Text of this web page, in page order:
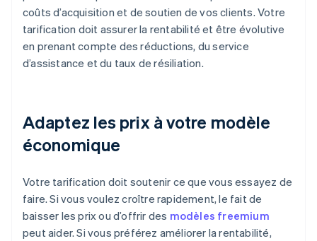
coûts d’acquisition et de soutien de vos clients. Votre
tarification doit assurer la rentabilité et être évolutive
en prenant compte des réductions, du service
d’assistance et du taux de résiliation.
Adaptez les prix à votre modèle
économique
Votre tarification doit soutenir ce que vous essayez de
faire. Si vous voulez croître rapidement, le fait de
baisser les prix ou d’offrir des modèles freemium
peut aider. Si vous préférez améliorer la rentabilité,